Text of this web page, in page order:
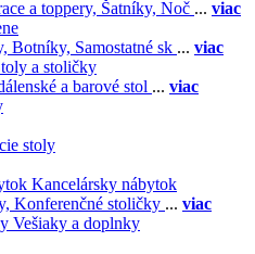
a toppery, Šatníky, Noč ... viac
Botníky, Samostatné sk ... viac
a stoličky
a barové stol ... viac
stoly
Kancelársky nábytok
Konferenčné stoličky ... viac
Vešiaky a doplnky